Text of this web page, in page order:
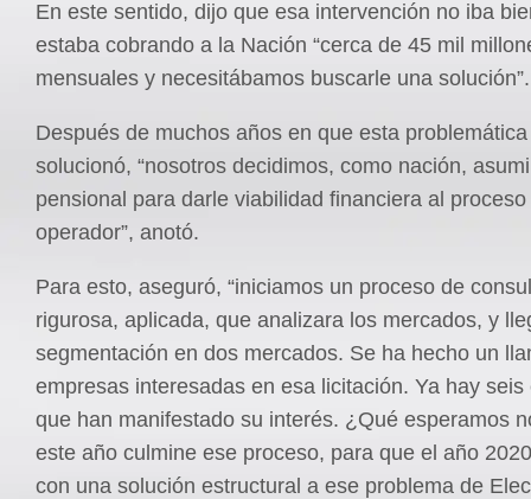
En este sentido, dijo que esa intervención no iba
estaba cobrando a la Nación “cerca de 45 mil
mensuales y necesitábamos buscarle una solución”.
Después de muchos años en que esta
solucionó, “nosotros decidimos, como nación,
pensional para darle viabilidad financiera al
operador”, anotó.
Para esto, aseguró, “iniciamos un proceso de
rigurosa, aplicada, que analizara los mercados, y
segmentación en dos mercados. Se ha hecho un
empresas interesadas en esa licitación. Ya hay seis
que han manifestado su interés. ¿Qué esperamos
este año culmine ese proceso, para que el año
con una solución estructural a ese problema de